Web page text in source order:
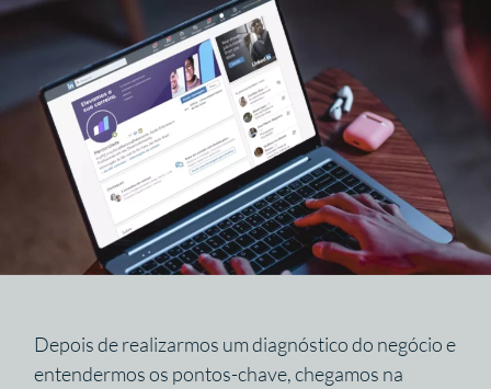
Depois de realizarmos um diagnóstico do negócio e
entendermos os pontos-chave, chegamos na